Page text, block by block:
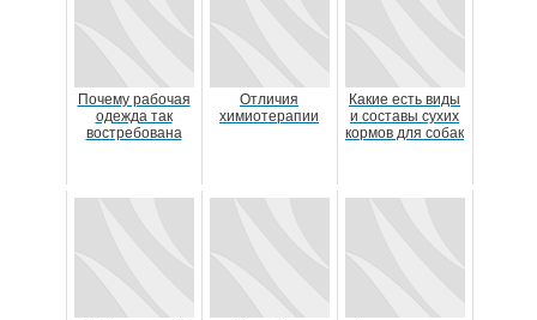
Почему рабочая
одежда так
востребована
Отличия
химиотерапии
Какие есть виды
и составы сухих
кормов для собак